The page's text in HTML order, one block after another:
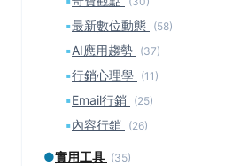
▪最新數位動態 (58)
▪AI應用趨勢 (37)
▪行銷心理學 (11)
▪Email行銷 (25)
▪內容行銷 (26)
●實用工具 (35)